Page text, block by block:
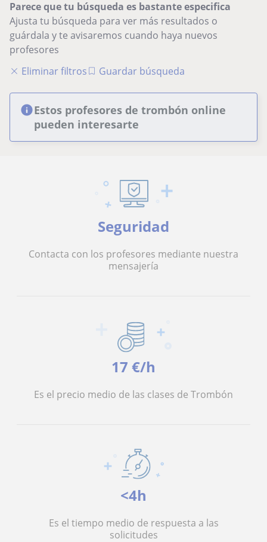
Parece que tu búsqueda es bastante especifica
Ajusta tu búsqueda para ver más resultados o
guárdala y te avisaremos cuando haya nuevos
profesores
Eliminar filtros
Guardar búsqueda
Estos profesores de trombón online
pueden interesarte
Seguridad
Contacta con los profesores mediante nuestra
mensajería
17 €/h
Es el precio medio de las clases de Trombón
<4h
Es el tiempo medio de respuesta a las
solicitudes